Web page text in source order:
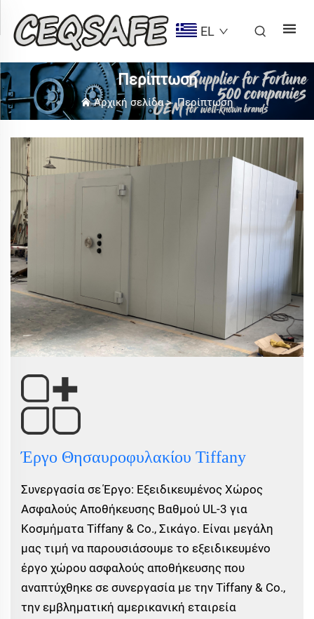
EL
Περίπτωση
Αρχική σελίδα>Περίπτωση
Έργο Θησαυροφυλακίου Tiffany
Συνεργασία σε Έργο: Εξειδικευμένος Χώρος
Ασφαλούς Αποθήκευσης Βαθμού UL-3 για
Κοσμήματα Tiffany & Co., Σικάγο. Είναι μεγάλη
μας τιμή να παρουσιάσουμε το εξειδικευμένο
έργο χώρου ασφαλούς αποθήκευσης που
αναπτύχθηκε σε συνεργασία με την Tiffany & Co.,
την εμβληματική αμερικανική εταιρεία